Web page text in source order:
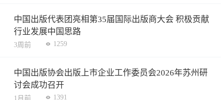
中国出版代表团亮相第35届国际出版商大会 积极贡献
行业发展中国思路
3周前 1259
中国出版协会出版上市企业工作委员会2026年苏州研
讨会成功召开
1月前 1391